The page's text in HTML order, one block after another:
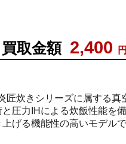
買取金額 2,400 円
匠炊きシリーズに属する真
圧力IHによる炊飯性能を
げる機能性の高いモデルで